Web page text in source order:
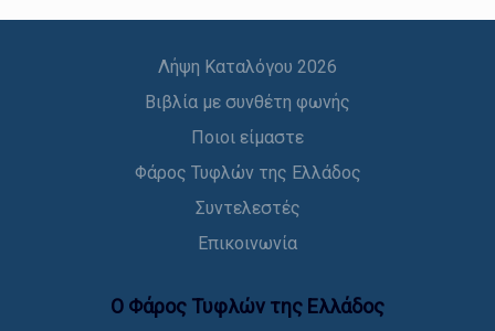
Λήψη Καταλόγου 2026
Βιβλία με συνθέτη φωνής
Ποιοι είμαστε
Φάρος Τυφλών της Ελλάδος
Συντελεστές
Επικοινωνία
Ο Φάρος Τυφλών της Ελλάδoς